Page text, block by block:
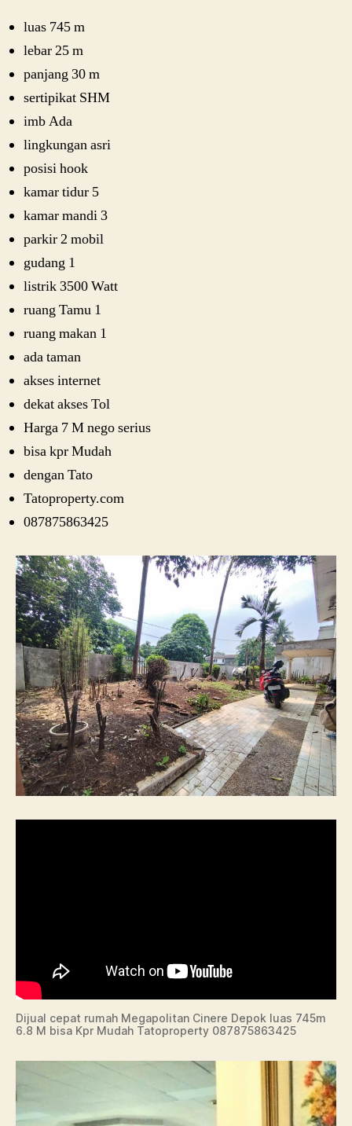
luas 745 m
lebar 25 m
panjang 30 m
sertipikat SHM
imb Ada
lingkungan asri
posisi hook
kamar tidur 5
kamar mandi 3
parkir 2 mobil
gudang 1
listrik 3500 Watt
ruang Tamu 1
ruang makan 1
ada taman
akses internet
dekat akses Tol
Harga 7 M nego serius
bisa kpr Mudah
dengan Tato
Tatoproperty.com
087875863425
Dijual cepat rumah Megapolitan Cinere Depok luas 745m
6.8 M bisa Kpr Mudah Tatoproperty 087875863425